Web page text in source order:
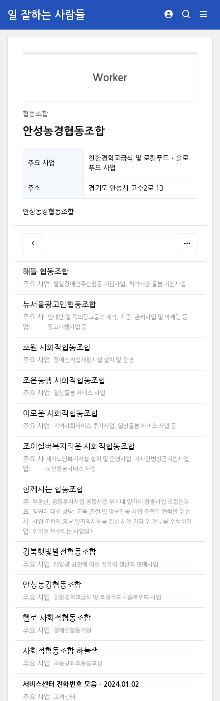
일 잘하는 사람들
Worker
협동조합
안성농경협동조합
주요 사업
친환경학교급식 및 로컬푸드・슬로
푸드 사업
주소 경기도 안성시 고수2로 13
안성농경협동조합
해뜰 협동조합
주요 사업: 발달장애인주간활동 지원사업, 취약계층 돌봄 지원사업
뉴서울광고인협동조합
주요 사
업:
안내판 및 옥외광고물의 제작, 시공, 관리사업 및 마케팅 등
광고대행사업 등
호원 사회적협동조합
주요 사업: 장애인직업재활시설 설치 및 운영
조은동행 사회적협동조합
주요 사업: 일상돌봄 서비스 사업
이로운 사회적협동조합
주요 사업: 지역사회서비스 투자사업, 일상돌봄 서비스 사업 등
조이실버복지타운 사회적협동조합
주요 사
업:
재가노인복지시설 설치 및 운영사업, 가사간병방문지원사업,
노인돌봄서비스 사업
함께사는 협동조합
주
요
사
업:
부동산, 공동투자사업 공동사업 부지내 일자리 창출사업 조합원과
직원에 대한 상담, 교육,훈련 및 정보제공 사업 조합간 협력을 위한
사업 조합의 홍보 및지역사회를 위한 사업 기타 위 업무를 수행하기
위하여 부수되는 사업일체
경북햇빛발전협동조합
주요 사업: 태양광 발전에 의한 전기의 생산과 판매사업
안성농경협동조합
주요 사업: 친환경학교급식 및 로컬푸드・슬로푸드 사업
헬로 사회적협동조합
주요 사업: 장애인활동지원
사회적협동조합 하늘샘
주요 사업: 초등방과후돌봄교실
서비스센터 전화번호 모음 - 2024.01.02
주요 사업: 고객센터